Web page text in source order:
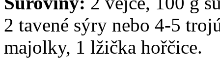
2 tavené sýry nebo 4-5
majolky, 1 lžička hořčice.